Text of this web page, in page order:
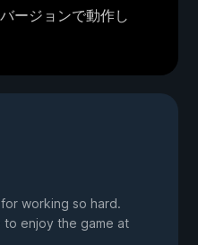
ージョンで動作し
working so hard.
to enjoy the game at